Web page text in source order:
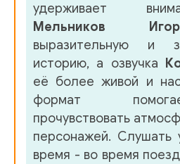
удерживает
Мельников
выразительную и
историю, а озвучка
её более живой и
формат
прочувствовать
персонажей.
время - во время